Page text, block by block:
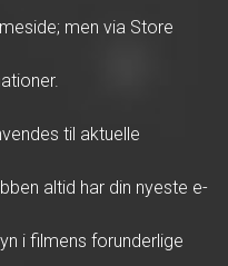
men via Store
til aktuelle
altid har din nyeste e-
i filmens forunderlige